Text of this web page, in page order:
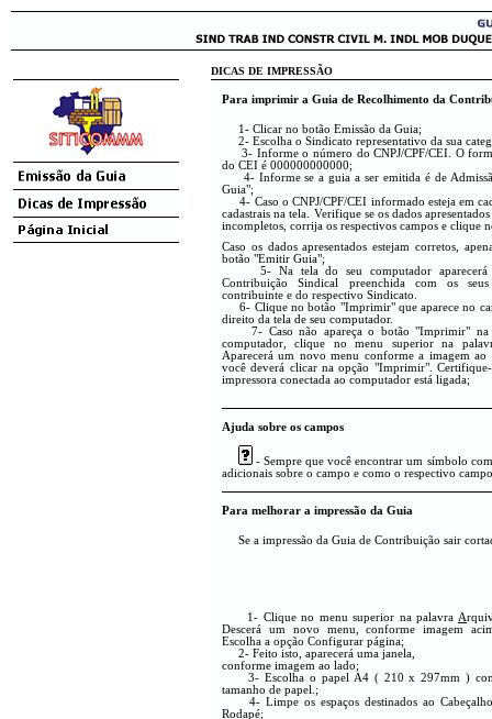
DICAS DE IMPRESSÃO
Para imprimir a Guia de Recolhimento da
1- Clicar no botão Emissão da Guia;
2- Escolha o Sindicato representativo da sua
3- Informe o número do CNPJ/CPF/CEI. O
do CEI é 000000000000;
4- Informe se a guia a ser emitida é de
Guia";
4- Caso o CNPJ/CPF/CEI informado esteja em
cadastrais na tela. Verifique se os dados
incompletos, corrija os respectivos campos e clique
Caso os dados apresentados estejam corretos,
botão "Emitir Guia";
5- Na tela do seu computador aparecerá
Contribuição Sindical preenchida com os
contribuinte e do respectivo Sindicato.
6- Clique no botão "Imprimir" que aparece no
direito da tela de seu computador.
7- Caso não apareça o botão "Imprimir" na
computador, clique no menu superior na
Aparecerá um novo menu conforme a imagem ao
você deverá clicar na opção "Imprimir".
impressora conectada ao computador está ligada;
Ajuda sobre os campos
- Sempre que você encontrar um símbolo
adicionais sobre o campo e como o respectivo
Para melhorar a impressão da Guia
Se a impressão da Guia de Contribuição sair
1- Clique no menu superior na palavra A
Descerá um novo menu, conforme imagem
Escolha a opção Configurar página;
2- Feito isto, aparecerá uma janela,
conforme imagem ao lado;
3- Escolha o papel A4 ( 210 x 297mm )
tamanho de papel.;
4- Limpe os espaços destinados ao
Rodapé;